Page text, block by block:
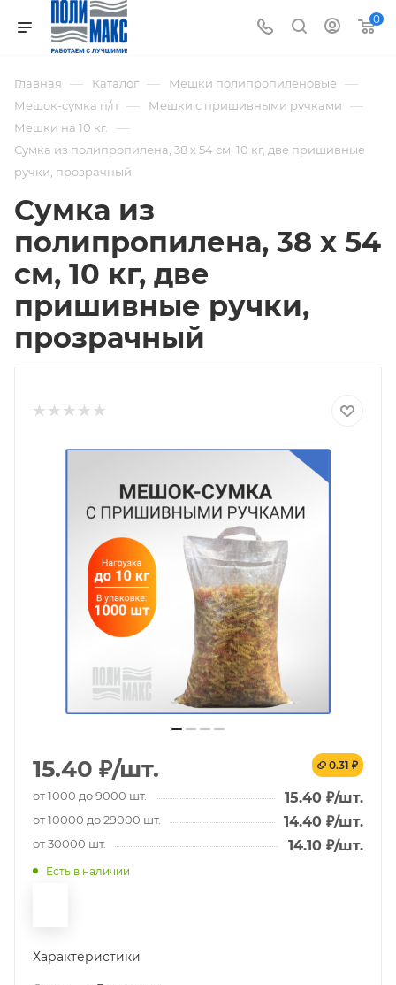
0
Главная — Каталог — Мешки полипропиленовые —
Мешок-сумка п/п — Мешки с пришивными ручками —
Мешки на 10 кг. —
Сумка из полипропилена, 38 х 54 см, 10 кг, две пришивные
ручки, прозрачный
Сумка из
полипропилена, 38 х 54
см, 10 кг, две
пришивные ручки,
прозрачный
15.40 ₽/шт. 0.31 ₽
от 1000 до 9000 шт. 15.40 ₽/шт.
от 10000 до 29000 шт. 14.40 ₽/шт.
от 30000 шт. 14.10 ₽/шт.
Есть в наличии
Характеристики